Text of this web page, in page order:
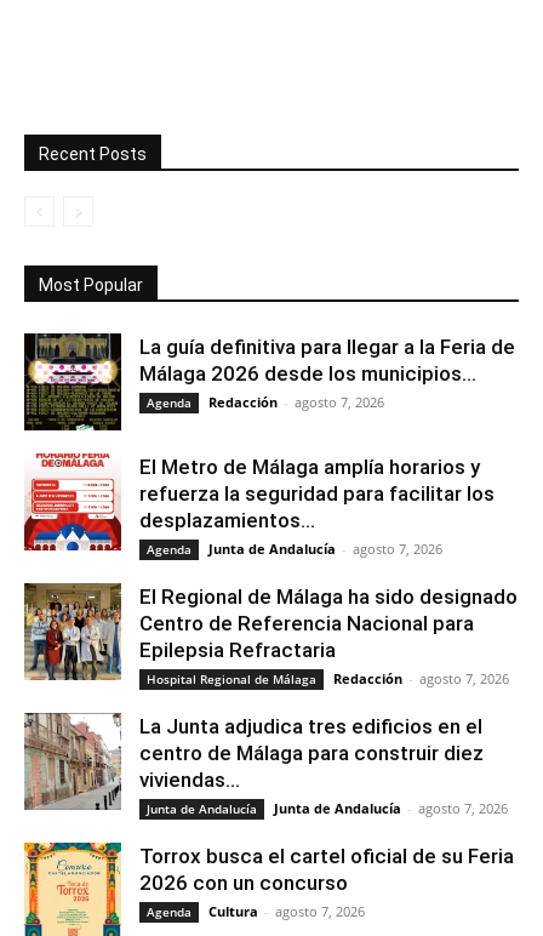
Recent Posts
Most Popular
La guía definitiva para llegar a la Feria de
Málaga 2026 desde los municipios...
Agenda Redacción - agosto 7, 2026
El Metro de Málaga amplía horarios y
refuerza la seguridad para facilitar los
desplazamientos...
Agenda Junta de Andalucía - agosto 7, 2026
El Regional de Málaga ha sido designado
Centro de Referencia Nacional para
Epilepsia Refractaria
Hospital Regional de Málaga Redacción - agosto 7, 2026
La Junta adjudica tres edificios en el
centro de Málaga para construir diez
viviendas...
Junta de Andalucía Junta de Andalucía - agosto 7, 2026
Torrox busca el cartel oficial de su Feria
2026 con un concurso
Agenda Cultura - agosto 7, 2026